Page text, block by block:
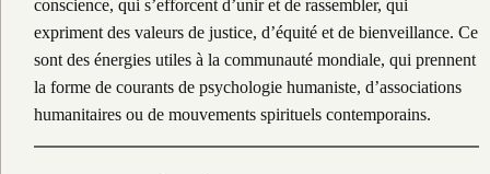
conscience, qui s’efforcent d’unir et de rassembler, qui
expriment des valeurs de justice, d’équité et de bienveillance. Ce
sont des énergies utiles à la communauté mondiale, qui prennent
la forme de courants de psychologie humaniste, d’associations
humanitaires ou de mouvements spirituels contemporains.